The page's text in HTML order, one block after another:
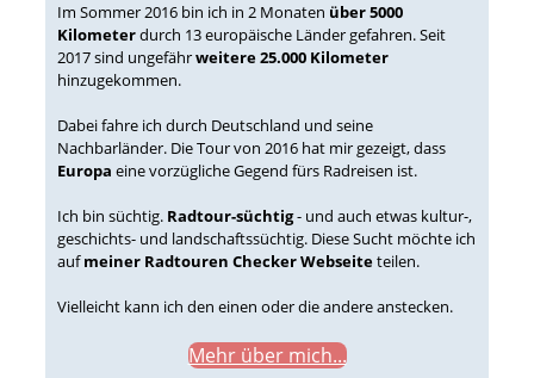
Im Sommer 2016 bin ich in 2 Monaten über 5000
Kilometerdurch 13 europäische Länder gefahren. Seit
2017 sind ungefährweitere 25.000 Kilometer
hinzugekommen.
Dabei fahre ich durch Deutschland und seine
Nachbarländer. Die Tour von 2016 hat mir gezeigt, dass
Europa eine vorzügliche Gegend fürs Radreisen ist.
Ich bin süchtig. Radtour-süchtig- und auch etwas kultur-,
geschichts- und landschaftssüchtig. Diese Sucht möchte ich
aufmeiner Radtouren Checker Webseiteteilen.
Vielleicht kann ich den einen oder die andere anstecken.
Mehr über mich...